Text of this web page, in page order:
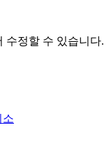
수정할 수 있습니다.
소